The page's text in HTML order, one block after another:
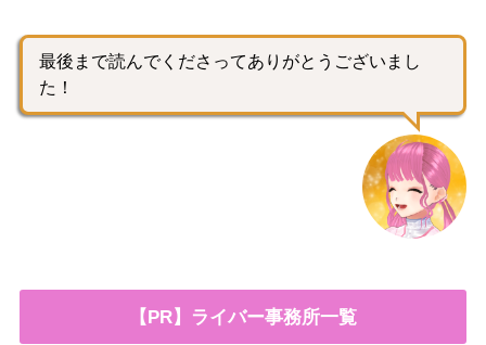
最後まで読んでくださってありがとうございまし
た！
【PR】ライバー事務所一覧